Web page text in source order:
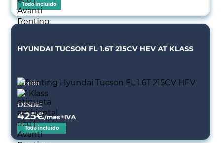
Todo incluido
HYUNDAI TUCSON FL 1.6T 215CV HEV AT KLASS
Híbrido
Desde:
425€/mes+IVA
Todo incluido